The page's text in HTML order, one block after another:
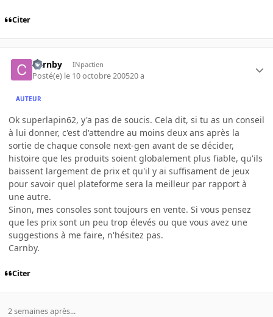
Citer
Carnby INpactien
Posté(e) le 10 octobre 200520 a
AUTEUR
Ok superlapin62, y'a pas de soucis. Cela dit, si tu as un conseil
à lui donner, c'est d'attendre au moins deux ans après la
sortie de chaque console next-gen avant de se décider,
histoire que les produits soient globalement plus fiable, qu'ils
baissent largement de prix et qu'il y ai suffisament de jeux
pour savoir quel plateforme sera la meilleur par rapport à
une autre.
Sinon, mes consoles sont toujours en vente. Si vous pensez
que les prix sont un peu trop élevés ou que vous avez une
suggestions à me faire, n'hésitez pas.
Carnby.
Citer
2 semaines après...